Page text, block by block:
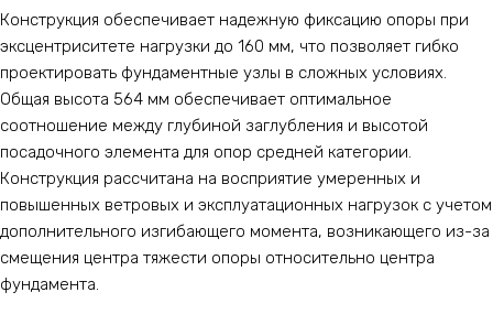
Конструкция обеспечивает надежную фиксацию опоры при
эксцентриситете нагрузки до 160 мм, что позволяет гибко
проектировать фундаментные узлы в сложных условиях.
Общая высота 564 мм обеспечивает оптимальное
соотношение между глубиной заглубления и высотой
посадочного элемента для опор средней категории.
Конструкция рассчитана на восприятие умеренных и
повышенных ветровых и эксплуатационных нагрузок с учетом
дополнительного изгибающего момента, возникающего из-за
смещения центра тяжести опоры относительно центра
фундамента.